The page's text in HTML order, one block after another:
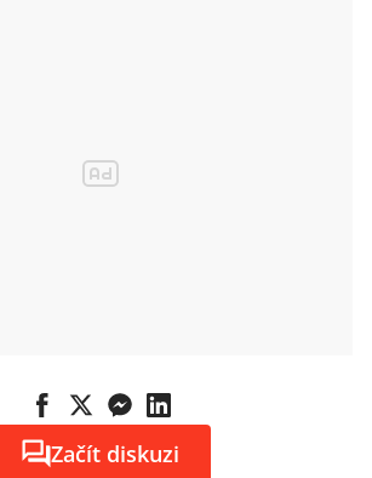
Začít diskuzi